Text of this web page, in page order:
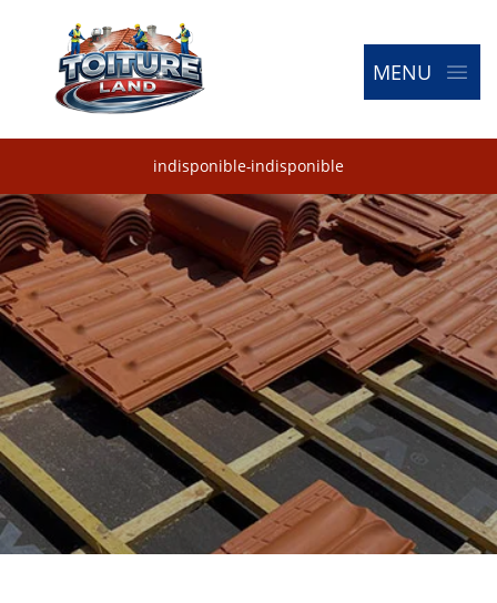
MENU
indisponible-indisponible